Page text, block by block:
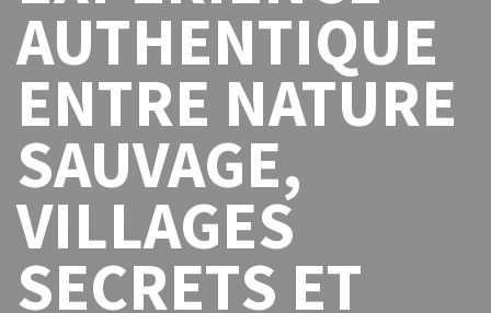
AUTHENTIQUE
ENTRE NATURE
SAUVAGE,
VILLAGES
SECRETS ET